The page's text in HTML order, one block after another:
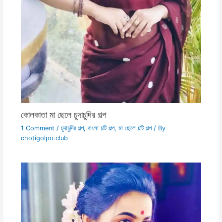
কোলকাতা মা ছেলে চুদাচুদির গল্প
1 Comment / চুদাচুদির গল্প, বাংলা চটি গল্প, মা ছেলে চটি গল্প/ By
chotigolpo.club